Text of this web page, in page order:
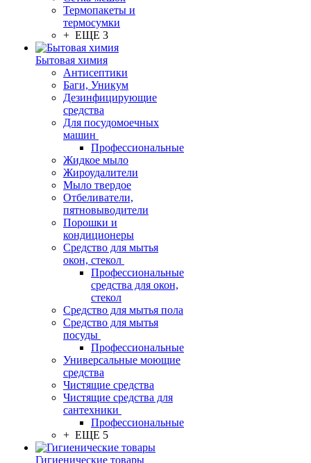
Термопакеты и
термосумки
+ ЕЩЕ 3
Бытовая химия
Антисептики
Баги, Уникум
Дезинфицирующие
средства
Для посудомоечных
машин
Профессиональные
Жидкое мыло
Жироудалители
Мыло твердое
Отбеливатели,
пятновыводители
Порошки и
кондиционеры
Средство для мытья
окон, стекол
Профессиональные
средства для окон,
стекол
Средство для мытья пола
Средство для мытья
посуды
Профессиональные
Универсальные моющие
средства
Чистящие средства
Чистящие средства для
сантехники
Профессиональные
+ ЕЩЕ 5
Гигиенические товары